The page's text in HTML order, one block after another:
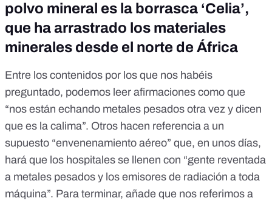
polvo mineral es la borrasca ‘Celia’,
que ha arrastrado los materiales
minerales desde el norte de África
Entre los contenidos por los que nos habéis
preguntado, podemos leer afirmaciones como que
“nos están echando metales pesados otra vez y dicen
que es la calima”. Otros hacen referencia a un
supuesto “envenenamiento aéreo” que, en unos días,
hará que los hospitales se llenen con “gente reventada
a metales pesados y los emisores de radiación a toda
máquina”. Para terminar, añade que nos referimos a